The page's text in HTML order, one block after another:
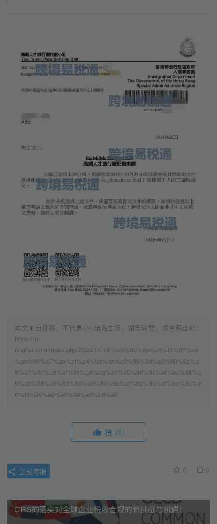
本文来自投稿，不代表小U出海立场，如若转载，请注明出处：
https://u-
chuhai.com/index.php/2023/11/16/%e9%80%9a%e8%bf%87%e9
%ab%98%e7%ab%af%e4%ba%ba%e6%89%8d%e9%80%9a%e
8%a1%8c%e8%af%81%e8%ae%a1%e5%88%92%ef%bc%88%e
9%ab%98%e6%89%8d%e9%80%9a%ef%bc%89%ef%bc%8c%e
6%8b%bf%e9%a6%99%e6%b8%af/
赞 (0)
0 0
生成海报
CRS的落实对全球企业税收合规的新挑战与机遇！